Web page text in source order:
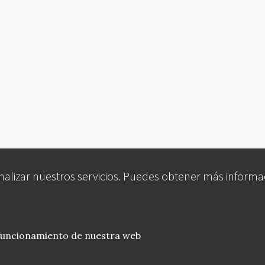
nuestros servicios. Puedes obtener más
de nuestra web